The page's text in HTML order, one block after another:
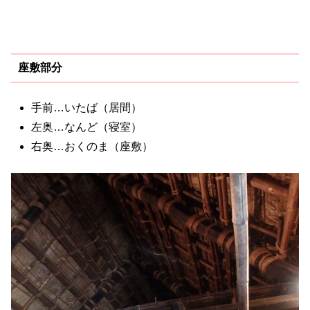
座敷部分
手前…いたば（居間）
左奥…なんど（寝室）
右奥…おくのま（座敷）